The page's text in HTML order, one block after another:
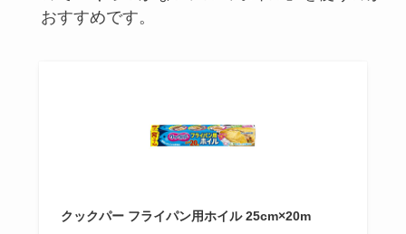
おすすめです。
クックパー フライパン用ホイル 25cm×20m